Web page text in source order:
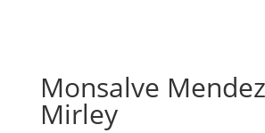
Monsalve
Mirley